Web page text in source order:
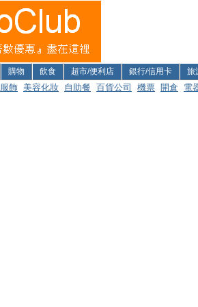
購物 飲食 超市/便利店 銀行/信用卡 旅
服飾 美容化妝 自助餐 百貨公司 機票 開倉 電